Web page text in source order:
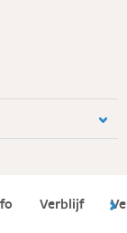
Verblijf